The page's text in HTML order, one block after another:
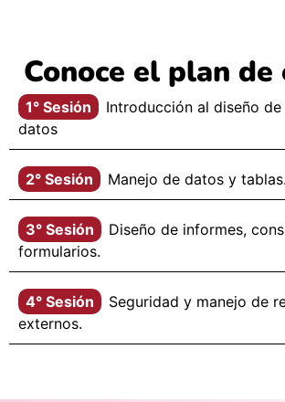
Conoce el plan
1° Sesión
Introducción al diseño de
datos
2° Sesión Manejo de datos y tablas.
3° Sesión
Diseño de informes,
formularios.
4° Sesión
Seguridad y manejo de
externos.